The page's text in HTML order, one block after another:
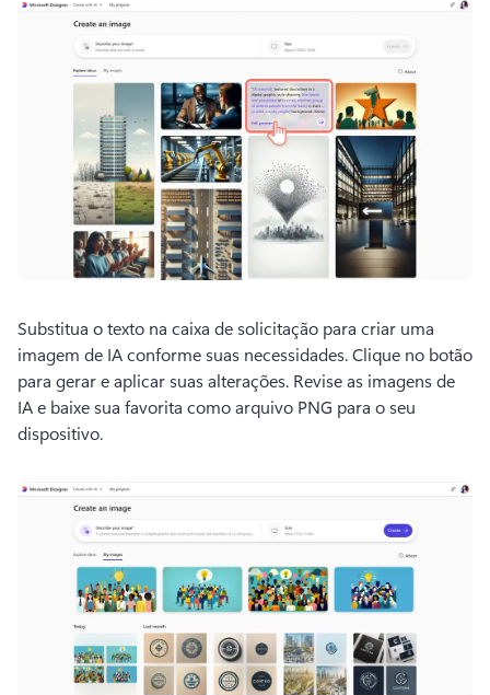
Substitua o texto na caixa de solicitação para criar uma
imagem de IA conforme suas necessidades. Clique no botão
para gerar e aplicar suas alterações. Revise as imagens de
IA e baixe sua favorita como arquivo PNG para o seu
dispositivo.